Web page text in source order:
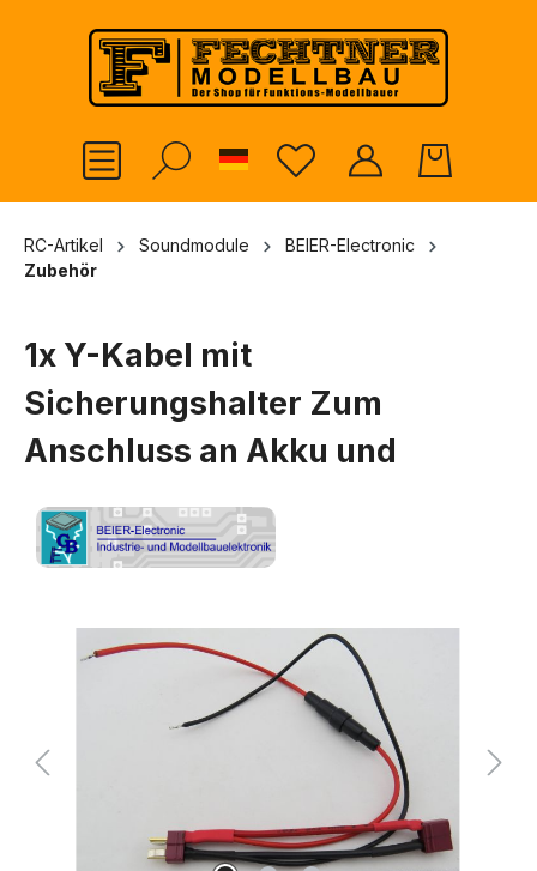
springen
German
RC-Artikel Soundmodule
BEIER-Electronic
Zubehör
1x Y-Kabel mit
Sicherungshalter Zum
Anschluss an Akku und
Bildergalerie überspringen